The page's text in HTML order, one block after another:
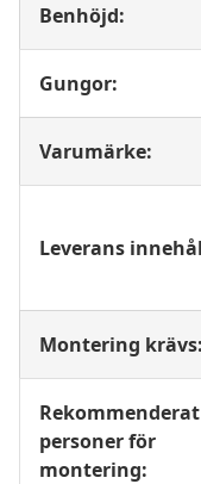
Benhöjd:
Gungor:
Varumärke:
Leverans
Montering krävs:
personer för
montering: